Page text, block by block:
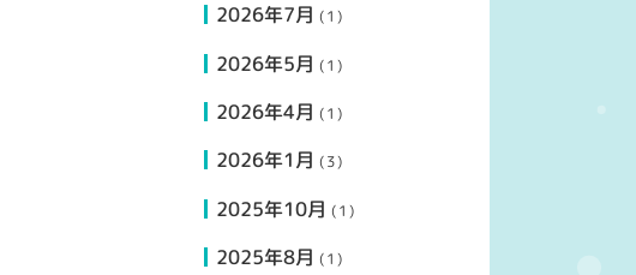
2026年7月 (1)
2026年5月 (1)
2026年4月 (1)
2026年1月 (3)
2025年10月 (1)
2025年8月 (1)